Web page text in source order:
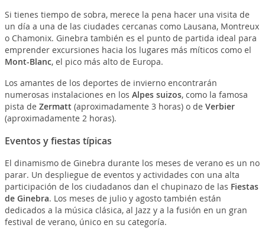
Si tienes tiempo de sobra, merece la pena hacer una visita de
un día a una de las ciudades cercanas como Lausana, Montreux
o Chamonix. Ginebra también es el punto de partida ideal para
emprender excursiones hacia los lugares más míticos como el
Mont-Blanc, el pico más alto de Europa.
Los amantes de los deportes de invierno encontrarán
numerosas instalaciones en los Alpes suizos, como la famosa
pista de Zermatt (aproximadamente 3 horas) o de Verbier
(aproximadamente 2 horas).
Eventos y fiestas típicas
El dinamismo de Ginebra durante los meses de verano es un no
parar. Un despliegue de eventos y actividades con una alta
participación de los ciudadanos dan el chupinazo de las Fiestas
de Ginebra. Los meses de julio y agosto también están
dedicados a la música clásica, al Jazz y a la fusión en un gran
festival de verano, único en su categoría.